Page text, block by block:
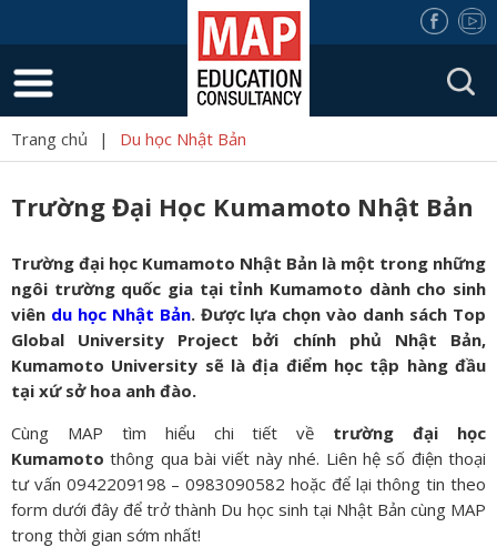
Trang chủ | Du học Nhật Bản
Trường Đại Học Kumamoto Nhật Bản
Trường đại học Kumamoto Nhật Bản là một trong những
ngôi trường quốc gia tại tỉnh Kumamoto dành cho sinh
viên du học Nhật Bản. Được lựa chọn vào danh sách Top
Global University Project bởi chính phủ Nhật Bản,
Kumamoto University sẽ là địa điểm học tập hàng đầu
tại xứ sở hoa anh đào.
Cùng MAP tìm hiểu chi tiết về trường đại học
Kumamoto thông qua bài viết này nhé. Liên hệ số điện thoại
tư vấn 0942209198 – 0983090582 hoặc để lại thông tin theo
form dưới đây để trở thành Du học sinh tại Nhật Bản cùng MAP
trong thời gian sớm nhất!